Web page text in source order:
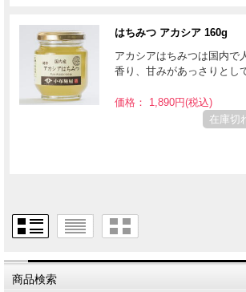
はちみつ アカシア 160g
アカシアはちみつは国内で
香り、甘みがあっさりとし
価格： 1,890円(税込)
在庫切
商品検索